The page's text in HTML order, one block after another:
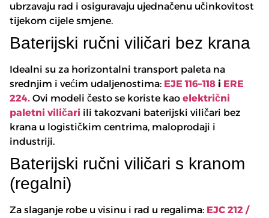
ubrzavaju rad i osiguravaju ujednačenu učinkovitost
tijekom cijele smjene.
Baterijski ručni viličari bez krana
Idealni su za horizontalni transport paleta na
srednjim i većim udaljenostima: EJE 116–118 i ERE
224. Ovi modeli često se koriste kao električni
paletni viličari ili takozvani baterijski viličari bez
krana u logističkim centrima, maloprodaji i
industriji.
Baterijski ručni viličari s kranom
(regalni)
Za slaganje robe u visinu i rad u regalima: EJC 212 /